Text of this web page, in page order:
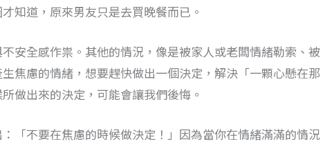
知道，原來男友只是去買晚餐而已。
安全感作祟。其他的情況，像是被家人或老闆情緒勒索、被
焦慮的情緒，想要趕快做出一個決定，解決「一顆心懸在那
做出來的決定，可能會讓我們後悔。
「不要在焦慮的時候做決定！」因為當你在情緒滿滿的情況